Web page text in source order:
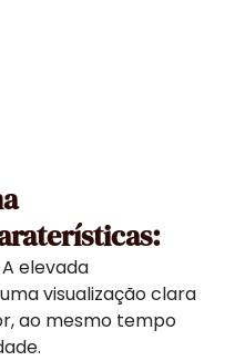
elevada
visualização clara
ao mesmo tempo